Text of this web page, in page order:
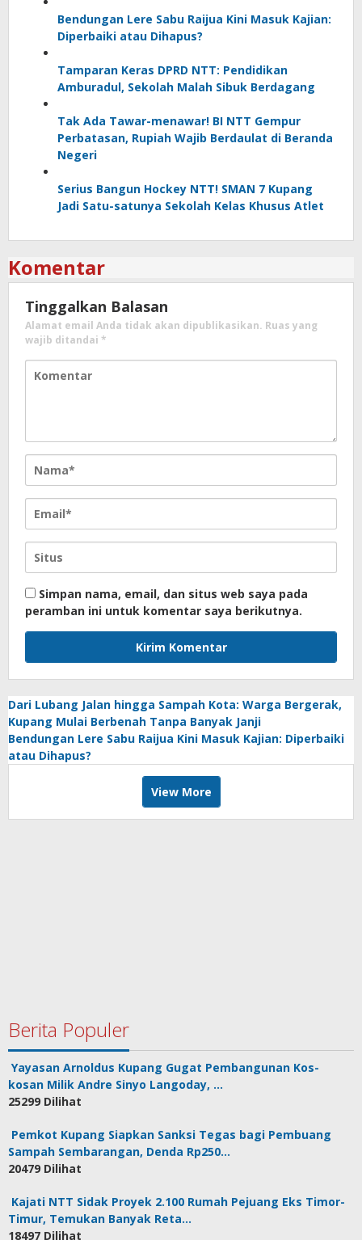
Bendungan Lere Sabu Raijua Kini Masuk Kajian:
Diperbaiki atau Dihapus?
Tamparan Keras DPRD NTT: Pendidikan
Amburadul, Sekolah Malah Sibuk Berdagang
Tak Ada Tawar-menawar! BI NTT Gempur
Perbatasan, Rupiah Wajib Berdaulat di Beranda
Negeri
Serius Bangun Hockey NTT! SMAN 7 Kupang
Jadi Satu-satunya Sekolah Kelas Khusus Atlet
Komentar
Tinggalkan Balasan
Alamat email Anda tidak akan dipublikasikan. Ruas yang
wajib ditandai *
Simpan nama, email, dan situs web saya pada
peramban ini untuk komentar saya berikutnya.
Dari Lubang Jalan hingga Sampah Kota: Warga Bergerak,
Kupang Mulai Berbenah Tanpa Banyak Janji
Bendungan Lere Sabu Raijua Kini Masuk Kajian: Diperbaiki
atau Dihapus?
View More
Berita Populer
Yayasan Arnoldus Kupang Gugat Pembangunan Kos-
kosan Milik Andre Sinyo Langoday, …
25299 Dilihat
Pemkot Kupang Siapkan Sanksi Tegas bagi Pembuang
Sampah Sembarangan, Denda Rp250…
20479 Dilihat
Kajati NTT Sidak Proyek 2.100 Rumah Pejuang Eks Timor-
Timur, Temukan Banyak Reta…
18497 Dilihat